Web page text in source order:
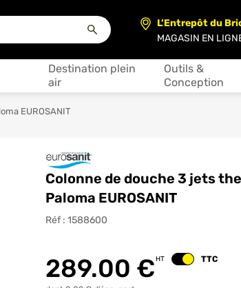
L’Entrepôt du
Choisir un
Destination plein
air
Outils &
Conception
EUROSANIT
Colonne de douche 3 jets
Paloma EUROSANIT
Réf : 1588600
HT Changer le prix
TTC
289.00 €